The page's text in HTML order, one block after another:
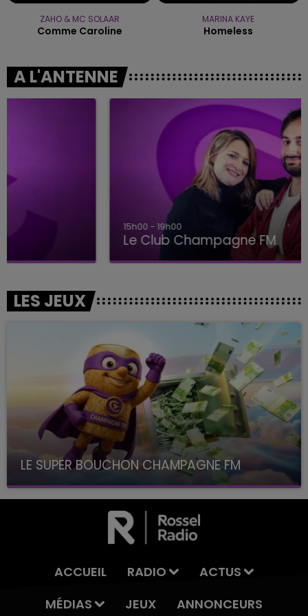
ZAHO & MC SOLAAR
Comme Caroline
MARINA KAYE
Homeless
A L'ANTENNE
Le Club Champagne FM
LES JEUX
LE SUPER BOUCHON CHAMPAGNE FM
avec La Famille Champagne FM, à 8H10
ACCUEIL RADIO
ACTUS
MÉDIAS
JEUX ANNONCEURS